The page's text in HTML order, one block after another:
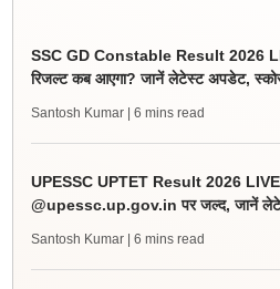
SSC GD Constable Result 2026
रिजल्ट कब आएगा? जानें लेटेस्ट अपडेट,
Santosh Kumar | 6 mins read
UPESSC UPTET Result 2026 LIVE:
@upessc.up.gov.in पर जल्द, जानें
Santosh Kumar | 6 mins read